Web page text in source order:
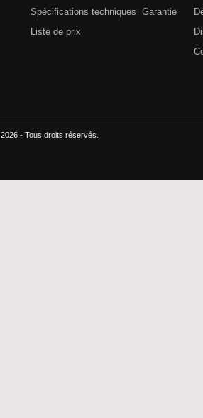
Spécifications techniques
Liste de prix
Garantie
2026 - Tous droits réservés.